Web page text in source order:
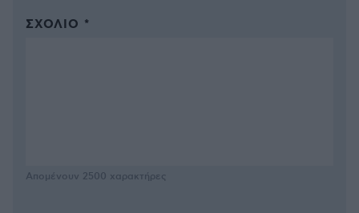
ΣΧΌΛΙΟ *
Απομένουν 2500 χαρακτήρες